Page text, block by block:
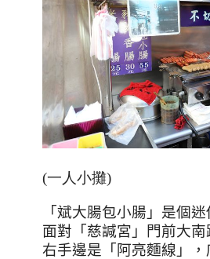
(一人小攤)
「斌大腸包小腸」是個
面對「慈諴宮」門前大南
右手邊是「阿亮麵線」，